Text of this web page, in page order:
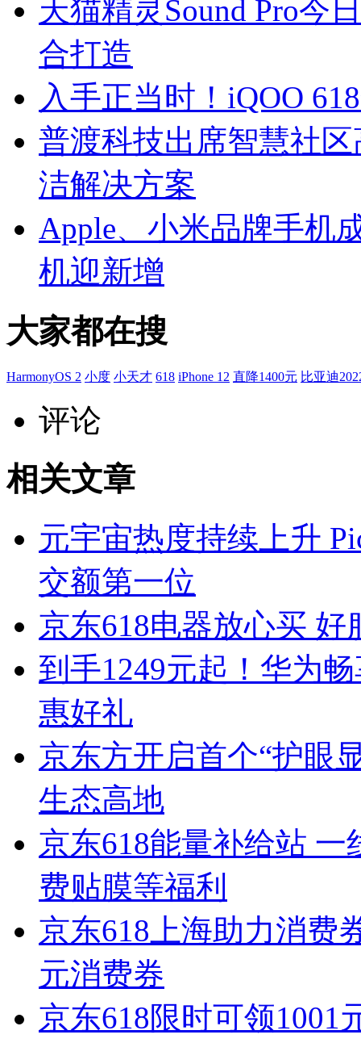
天猫精灵Sound Pro今
合打造
入手正当时！iQOO
普渡科技出席智慧社
洁解决方案
Apple、小米品牌手机
机迎新增
大家都在搜
HarmonyOS 2 小度 小天才 618 iPhone 12 直降1400元 比亚迪
评论
相关文章
元宇宙热度持续上升
交额第一位
京东618电器放心买 好
到手1249元起！华为
惠好礼
京东方开启首个“护眼
生态高地
京东618能量补给站
费贴膜等福利
京东618上海助力消费
元消费券
京东618限时可领1001